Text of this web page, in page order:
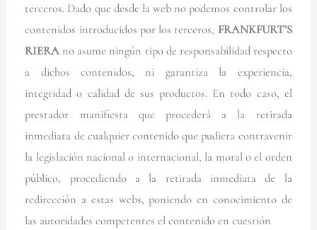
terceros. Dado que desde la web no podemos controlar los
contenidos introducidos por los terceros, FRANKFURT’S
RIERA no asume ningún tipo de responsabilidad respecto
a dichos contenidos, ni garantiza la experiencia,
integridad o calidad de sus productos. En todo caso, el
prestador manifiesta que procederá a la retirada
inmediata de cualquier contenido que pudiera contravenir
la legislación nacional o internacional, la moral o el orden
público, procediendo a la retirada inmediata de la
redirección a estas webs, poniendo en conocimiento de
las autoridades competentes el contenido en cuestión